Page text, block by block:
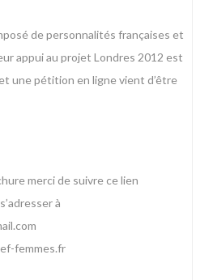
de personnalités françaises et
appui au projet Londres 2012 est
une pétition en ligne vient d’être
merci de suivre ce lien
à
femmes.fr